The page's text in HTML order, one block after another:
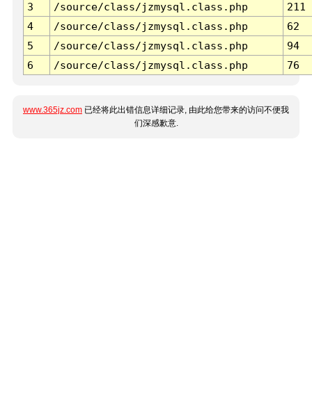
3 /source/class/jzmysql.class.php
211
4
/source/class/jzmysql.class.php
62
5
/source/class/jzmysql.class.php
94
6
/source/class/jzmysql.class.php 76
www.365jz.com 已经将此出错信息详细记录, 由此给您带来的访问不便我
们深感歉意.